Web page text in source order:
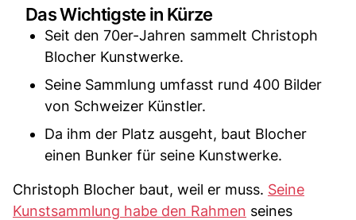
Das Wichtigste in Kürze
Seit den 70er-Jahren sammelt Christoph
Blocher Kunstwerke.
Seine Sammlung umfasst rund 400 Bilder
von Schweizer Künstler.
Da ihm der Platz ausgeht, baut Blocher
einen Bunker für seine Kunstwerke.
Christoph Blocher baut, weil er muss. Seine
Kunstsammlung habe den Rahmen seines